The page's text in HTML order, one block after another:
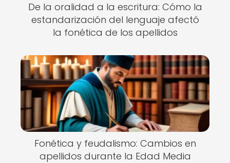
De la oralidad a la escritura: Cómo la
estandarización del lenguaje afectó
la fonética de los apellidos
Fonética y feudalismo: Cambios en
apellidos durante la Edad Media